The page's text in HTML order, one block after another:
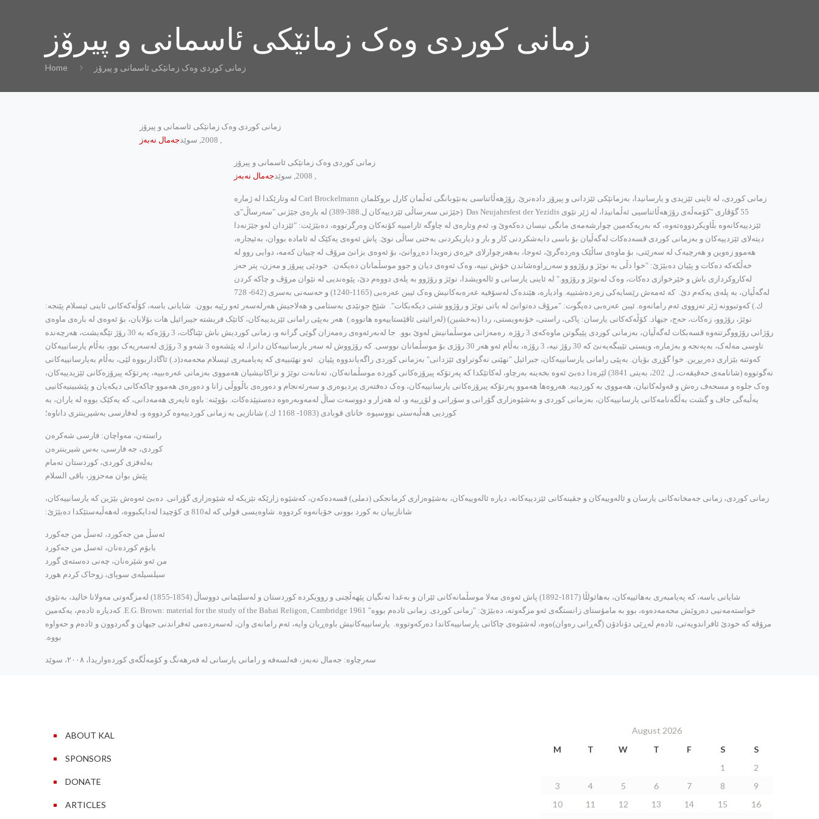
زمانی کوردی وه‌ک زمانێکی ئاسمانی و پیرۆز
Home زمانی کوردی وه‌ک زمانێکی ئاسمانی و پیرۆز
زمانی کوردی وه‌ک زمانێکی ئاسمانی و پیرۆز
جه‌مال نه‌به‌ز
, 2008, سوێد
زمانی کوردی وه‌ک زمانێکی ئاسمانی و پیرۆز
جه‌مال نه‌به‌ز
, 2008, سوێد
زمانی کوردی، له‌ ئاینی ئێزیدی و یارسانیدا، به‌زمانێکی ئێزدانی و پیرۆز داده‌نرێ. رۆژهه‌ڵاتناسی به‌نێوبانگی ئه‌ڵمان کارل بروکلمان Carl Brockelmann له ‌وتارێکدا له ‌ژماره‌
55 گۆڤاری "کۆمه‌ڵه‌ی رۆژهه‌ڵاتناسیی ئه‌ڵمانیدا، له‌ ژێر نێوی‌ Das Neujahrsfest der Yezidis (جێژنی سه‌رساڵی ئێزدییه‌کان ل.388-389) له ‌باره‌ی‌ جێژنی "سه‌رساڵ"ی
ئێزدییه‌کانه‌وه‌ بڵاویکر‌دووه‌ته‌وه‌، که‌ به‌ریه‌که‌مین چوارشه‌مه‌ی مانگی نیسان ده‌که‌وێ و، ئه‌م وتاره‌ی له ‌چاوگه‌ ئارامییه‌ کۆنه‌کان وه‌رگرتووه‌، ده‌بێژێت: "ئێزدان له‌و جێژنه‌دا
دیته‌لای ئێزدییه‌کان و به‌زمانی کوردی قسه‌ده‌کات له‌گه‌ڵیان بۆ باسی دابه‌شکردنی کار و بار و دیاریکردنی به‌ختی ساڵی نوێ. پاش ئه‌وه‌ی یه‌کێک له‌ ئاماده ‌بووان، به‌ئیجاره‌،
هه‌موو زه‌وین و هه‌رچیه‌ک له ‌سه‌رێتی، بۆ ماوه‌ی ساڵێک وه‌رده‌گرێ، ئه‌وجا، به‌هه‌رچوارلای خڕه‌ی زه‌ویدا ده‌ڕوانێ، بۆ ئه‌وه‌ی بزانێ مرۆڤ له ‌چییان که‌مه‌، دوایی روو له
‌خه‌ڵکه‌که‌ ده‌کات و پێیان ده‌بێژێ: "خوا دڵی به‌ نوێژ و رۆژوو و سه‌رڕاوه‌شاندن خۆش نییه‌، وه‌ک ئه‌وه‌ی دیان و جوو موسڵمانان ده‌یکه‌ن. خودێی پیرۆز و مه‌زن، پتر حه‌ز
له‌کاروکرداری باش و خێرخوازی ده‌کات، وه‌ک له‌نوێژ و رۆژوو." له ‌ئاینی یارسانی و ئاله‌ویشدا، نوێژ و رۆژوو به‌ پله‌ی دووه‌م دێ، پێوه‌ندیی له ‌نێوان مرۆڤ و چاکه ‌کردن
له‌گه‌ڵیان، به‌ پله‌ی یه‌که‌م دێ. که‌ ئه‌مه‌ش رێسایه‌کی زه‌رده‌شتییه‌. وادیاره‌، هێنده‌ک له‌سۆفیه‌ عه‌ره‌به‌کانیش وه‌ک ئیبن عه‌ره‌بی (1165-1240) و حه‌سه‌نی به‌سری (642- 728
ك.) که‌وتبوونه‌ ژێر ته‌زووی ئه‌م رامانه‌وه‌. ئیبن عه‌ره‌بی ده‌یگوت: "مرۆڤ ده‌توانێ له‌ باتی نوێژ و رۆژوو شتی دیکه‌بکات". شێخ جونێدی به‌ستامی و هه‌لاجیش هه‌رله‌سه‌ر ئه‌و رێیه‌ بوون. شایانی باسه‌، کۆڵه‌که‌کانی ئاینی ئیسلام پێنجه‌:
نوێژ، رۆژوو، زه‌کات، حه‌ج، جیهاد. کۆڵه‌که‌کانی یارسان: پاکی، راستی، خۆنه‌ویستی، ردا (به‌خشین) (له‌رائیتی ئاڤێستاییه‌وه‌ هاتووه‌.) هه‌ر به‌پێی رامانی ئێزیدییه‌کان، کاتێک فریشته‌ جیبرائیل هات بۆلایان، بۆ ئه‌وه‌ی له ‌باره‌ی ماوه‌ی
رۆژانی رۆژووگرتنه‌وه‌ قسه‌بکات له‌گه‌ڵیان، به‌زمانی کوردی پێیگوتن ماوه‌که‌ی 3 رۆژه‌. ره‌مه‌زانی موسڵمانیش له‌وێ بوو. جا له‌به‌رئه‌وه‌ی ره‌مه‌زان گوێی گرانه‌ و، زمانی کوردیش باش تێناگات، 3 رۆژه‌که‌ به‌ 30 رۆژ تێگه‌یشت، هه‌رچه‌نده‌
تاوسی ‌مه‌له‌ک، به‌په‌نجه‌ و به‌ژماره‌، ویستی تێیبگه‌یه‌نێ که‌ 30 رۆژ نیه‌، 3 رۆژه‌، به‌ڵام ئه‌و هه‌ر 30 رۆژی بۆ موسڵمانان نووسی. که‌ رۆژووش له ‌سه‌ر یارسانییه‌کان دانرا، له‌ پێشه‌وه‌ 3 شه‌و و 3 رۆژی له‌سه‌ریه‌ک بوو، به‌ڵام یارسانییه‌کان
که‌وتنه‌ بێزاری ده‌ربڕین. خوا گۆڕی بۆیان. به‌پێی رامانی یارسانییه‌کان، جبرائیل "نهێنی نه‌گوتراوی ئێزدانی" به‌زمانی کوردی راگه‌یاندووه‌ پێیان. ئه‌و نهێنییه‌ی که‌ په‌یامبه‌ری ئیسلام محه‌مه‌د(د.) ئاگاداربووه‌ لێی، به‌ڵام به‌یارسانییه‌کانی
نه‌گوتووه‌ (شانامه‌ی حه‌قیقه‌ت، ل. 202، به‌یتی 3841) لێره‌دا ده‌بێ ئه‌وه‌ بخه‌ینه‌ به‌رچاو، له‌کاتێکدا که‌ په‌رتۆکه‌ پیرۆزه‌کانی کورده‌ موسڵمانه‌کان، ته‌نانه‌ت نوێژ و نزاکانیشیان هه‌مووی به‌زمانی عه‌ره‌بییه‌، په‌رتۆکه‌ پیرۆزه‌کانی ئێزیدییه‌کان،
وه‌ک جلوه‌ و مسحه‌ف ره‌ش و قه‌وله‌کانیان، هه‌مووی به‌ کوردییه‌. هه‌روه‌ها هه‌موو په‌رتۆکه‌ پیرۆزه‌کانی یارسانییه‌کان، وه‌ک ده‌فته‌ری پردیوه‌ری و سه‌رئه‌نجام و ده‌وره‌ی باڵووڵی زانا و ده‌وره‌ی هه‌موو چاکه‌کانی دیکه‌یان و پێشبینیه‌کانیی
یه‌ڵبه‌گی جاف و گشت به‌ڵگه‌نامه‌کانی یارسانییه‌کان، به‌زمانی کوردی و به‌شێوه‌زاری گۆرانی و سۆرانی و لۆڕییه‌ و، له‌ هه‌زار و دووسه‌ت ساڵ له‌مه‌وبه‌ره‌وه‌ ده‌ستپێده‌کات. بۆوێنه‌: باوه‌ تایه‌ری هه‌مه‌دانی، که‌ یه‌کێک بووه‌ له ‌یاران، به‌
کوردیی هه‌ڵبه‌ستی نووسیوه‌. خانای قوبادی (1083- 1168 ك.) شانازیی به‌ زمانی کوردییه‌وه‌ کردووه‌ و، له‌فارسی به‌شیرینتری داناوه‌؛
راسته‌ن، مه‌واچان: فارسی شه‌کره‌ن
کوردی، جه‌ فارسی، به‌س شیرینتره‌ن
به‌له‌فزی کوردی، کوردستان ته‌مام
پێش بوان مه‌حزوز، باقی السلام
زمانی کوردی، زمانی جه‌مخانه‌کانی یارسان و ئاله‌وییه‌کان و جڤینه‌کانی ئێزدییه‌کانه‌، دیاره‌ ئاله‌وییه‌کان، به‌شێوه‌زاری کرمانجکی (دملی) قسه‌ده‌که‌ن، که‌شێوه‌ زارێکه‌ نێزیکه‌ له ‌شێوه‌زاری گۆرانی. ده‌بێ ئه‌وه‌ش بێژین که‌ یارسانییه‌کان،
شانازییان به‌ کورد بوونی خۆیانه‌وه‌ کردووه‌. شاوه‌یسی قولی که‌ له‌810 ی کۆچیدا له‌دایکبووه، له‌هه‌ڵبه‌ستێکدا ده‌بێژێ:
ئه‌سڵ من جه‌کورد، ئه‌سڵ من جه‌کورد
بابۆم کورده‌نان، ئه‌سل من جه‌کورد
‌من ئه‌و شێره‌نان، چه‌نی ده‌سته‌ی گورد
سیلسیله‌ی سوپای، زوحاک کردم هورد
شایا‌نی باسه‌، که‌ په‌یامبه‌ری به‌هائییه‌کان، به‌هائولڵا (1817-1892) پاش ئه‌وه‌ی مه‌لا موسڵمانه‌کانی ئێران و به‌غدا ته‌نگیان پێهه‌ڵچنی و روویکرده‌ کوردستان و له‌سلێمانی دووساڵ (1854-1855) له‌مزگه‌وتی مه‌ولانا خالید، به‌نێوی
خواسته‌مه‌نیی ده‌روێش محه‌مه‌ده‌وه‌، بوو به‌ مامۆستای زانستگه‌ی ئه‌و مزگه‌وته‌، ده‌بێژێ: "زمانی کوردی. زمانی ئاده‌م بووه‌" E.G. Brown: material for the study of the Bahai Religon, Cambridge 1961. که‌دیاره‌ ئاده‌م، یه‌که‌مین
مرۆڤه‌ که‌ خودێ ئافراندویه‌تی، ئاده‌م له‌ڕێی دۆنادۆن (گه‌ڕانی ره‌وان)ه‌وه‌، له‌شێوه‌ی چاکانی یارسانییه‌کاندا ده‌رکه‌وتووه‌. یارسانییه‌کانیش باوه‌ڕیان وایه‌، ئه‌م رامانه‌ی وان، له‌سه‌رده‌می ئه‌فراندنی جیهان و گه‌ردوون و ئاده‌م و حه‌واوه‌
بووه.
سه‌رچاوه: جه‌مال نه‌به‌ز، فه‌لسه‌فه‌ و رامانی یارسانی له‌ فه‌رهه‌نگ و کۆمه‌ڵگه‌ی کورده‌واریدا، ٢٠٠٨، سوێد
ABOUT KAL
SPONSORS
DONATE
ARTICLES
August 2026
M
T W T F S
S
1
2
3
4 5 6 7 8
9
10
11 12 13 14 15
16